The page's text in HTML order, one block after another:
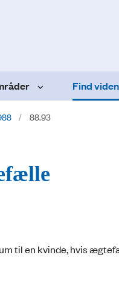
Find viden
88.93
til en kvinde, hvis